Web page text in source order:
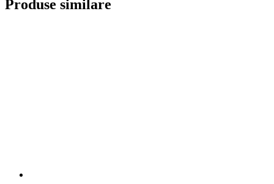
Produse similare